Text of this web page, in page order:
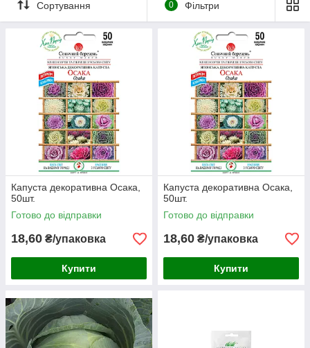
Сортування 0 Фільтри
Капуста декоративна Осака,
50шт.
Готово до відправки
18,60 ₴/упаковка
Купити
Капуста декоративна Осака,
50шт.
Готово до відправки
18,60 ₴/упаковка
Купити